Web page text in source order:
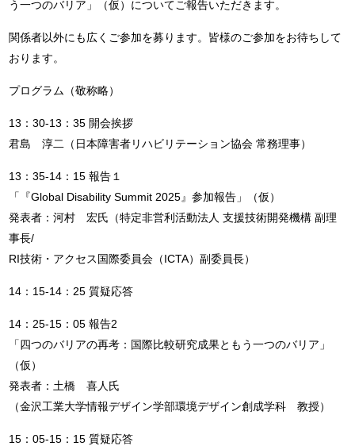
う一つのバリア」（仮）についてご報告いただきます。
関係者以外にも広くご参加を募ります。皆様のご参加をお待ちして
おります。
プログラム（敬称略）
13：30-13：35 開会挨拶
君島 淳二（日本障害者リハビリテーション協会 常務理事）
13：35-14：15 報告１
「『Global Disability Summit 2025』参加報告」（仮）
発表者：河村 宏氏（特定非営利活動法人 支援技術開発機構 副理
事長/
RI技術・アクセス国際委員会（ICTA）副委員長）
14：15-14：25 質疑応答
14：25-15：05 報告2
「四つのバリアの再考：国際比較研究成果ともう一つのバリア」
（仮）
発表者：土橋 喜人氏
（金沢工業大学情報デザイン学部環境デザイン創成学科 教授）
15：05-15：15 質疑応答